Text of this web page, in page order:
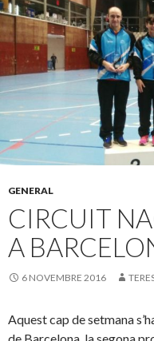
GENERAL
CIRCUIT
A
6 NOVEMBRE 2016
Aquest cap de setmana